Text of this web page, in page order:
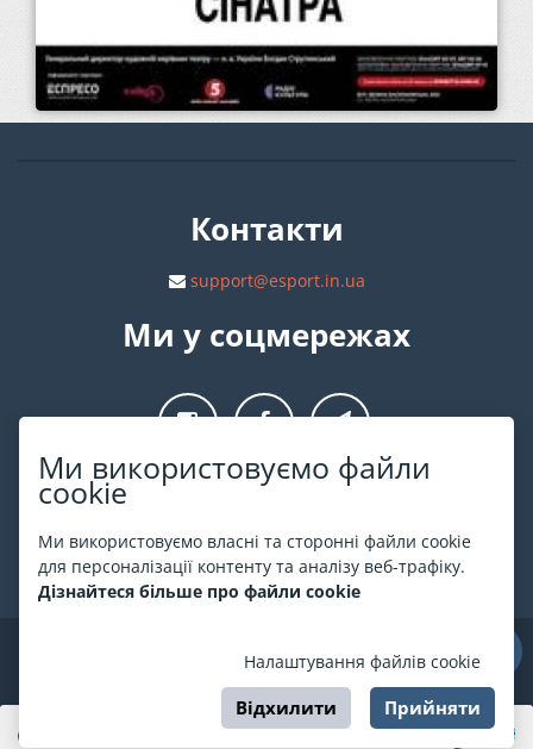
Ми використовуємо файли
cookie
Ми використовуємо власні та сторонні файли cookie
для персоналізації контенту та аналізу веб-трафіку.
Дізнайтеся більше про файли cookie
Налаштування файлів cookie
Відхилити Прийняти
Контакти
support@esport.in.ua
Ми у соцмережах
Про ESPORT .in.ua
На ESPORT.in.ua представлена афіша Києва та інших міст
України. Всі квитки продаються офіційно. Ми працюємо
безпосередньо з касами.